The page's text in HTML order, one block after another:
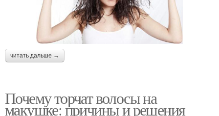
читать дальше →
Почему торчат волосы на
макушке: причины и решения